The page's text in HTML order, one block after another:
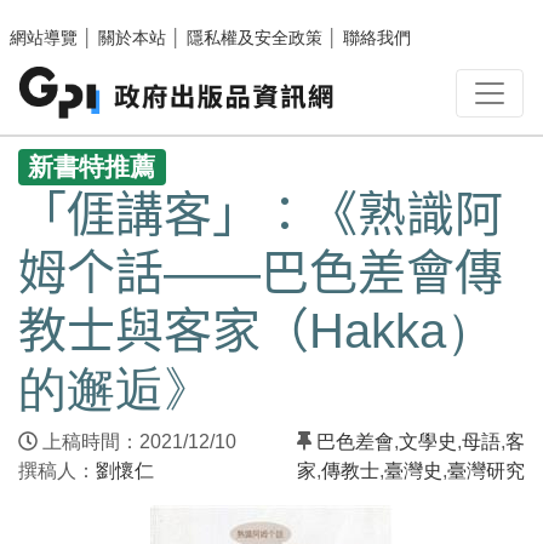
網站導覽
關於本站 隱私權及安全政策 聯絡我們
:::
新書特推薦
「𠊎講客」：《熟識阿
姆个話——巴色差會傳
教士與客家（Hakka）
的邂逅》
上稿時間：2021/12/10
撰稿人： 劉懷仁
巴色差會,文學史,母語,客
家,傳教士,臺灣史,臺灣研究